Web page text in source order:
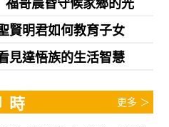
哥晨昏守候家鄉的光
賢明君如何教育子女
見達悟族的生活智慧
時 更多 ＞